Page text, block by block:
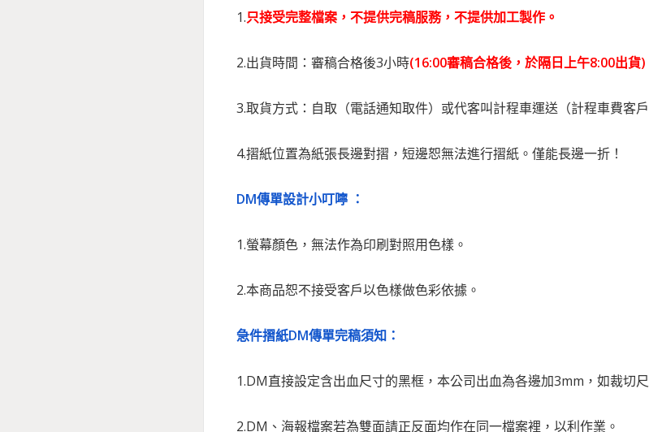
1.只接受完整檔案，不提供完稿服務，不提供加工製作。
2.出貨時間：審稿合格後3小時(16:00審稿合格後，於隔日上午8:00出貨)
3.取貨方式：自取（電話通知取件）或代客叫計程車運送（計程車費客戶
4.摺紙位置為紙張長邊對摺，短邊恕無法進行摺紙。僅能長邊一折！
DM傳單設計小叮嚀 ：
1.螢幕顏色，無法作為印刷對照用色樣。
2.本商品恕不接受客戶以色樣做色彩依據。
急件摺紙DM傳單完稿須知：
1.DM直接設定含出血尺寸的黑框，本公司出血為各邊加3mm，如裁切
2.DM、海報檔案若為雙面請正反面均作在同一檔案裡，以利作業。